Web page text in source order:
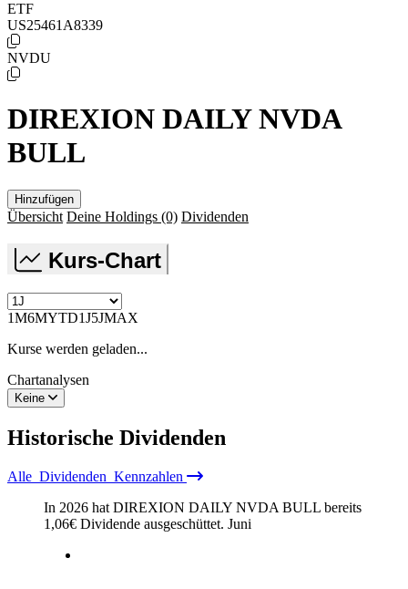
ETF
US25461A8339
NVDU
DIREXION DAILY NVDA
BULL
Hinzufügen
Übersicht Deine Holdings (0) Dividenden
Kurs-Chart
1M6MYTD1J5JMAX
Kurse werden geladen...
Chartanalysen
Keine
Historische Dividenden
Alle Dividenden Kennzahlen
In 2026 hat DIREXION DAILY NVDA BULL bereits
1,06€ Dividende ausgeschüttet. Juni